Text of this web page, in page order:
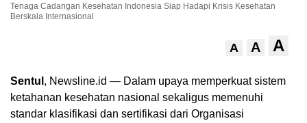
Tenaga Cadangan Kesehatan Indonesia Siap Hadapi Krisis Kesehatan
Berskala Internasional
A A A
Sentul , Newsline.id — Dalam upaya memperkuat sistem
ketahanan kesehatan nasional sekaligus memenuhi
standar klasifikasi dan sertifikasi dari Organisasi